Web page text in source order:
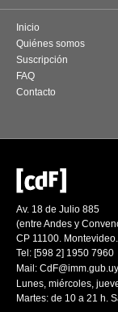
Inicio
Quiénes somos
Suscripción
FAQ
Contacto
Av. 18 de Julio 885
(entre Andes y
CP 11100.
Tel: [598 2] 1950 7960
Mail: CdF@imm.gub.uy
Lunes, miércoles,
Martes: de 10 a 21 h.